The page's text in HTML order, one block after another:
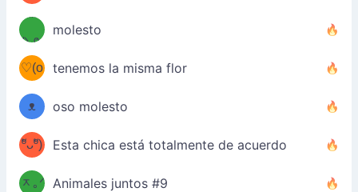
*
✧⁺˚
ᵐᵉ
/ᐠ-ⱉ-
ᐟ\ﾉ
molesto
(❀ˆ
ωˆ)
♡(o
ᴗo❀
)
tenemos la misma flor
ʕ
–
ᴥ
–
ʔ
oso molesto
d(✿
ºัᴗºั)
b
Esta chica está totalmente de acuerdo
ฅ/ᐠ｡
ᆽ｡ᐟ Animales juntos #9
［
；